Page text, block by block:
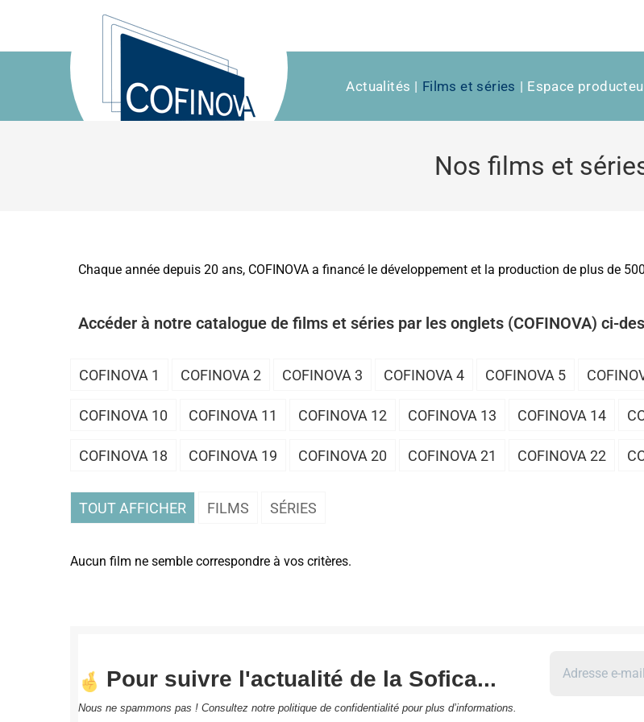
Actualités Films et séries Espace
Nos films et
Chaque année depuis 20 ans, COFINOVA a financé le développement et la production de plus de
Accéder à notre catalogue de films et séries par les onglets (COFINOVA) ci-
COFINOVA 1 COFINOVA 2 COFINOVA 3 COFINOVA 4 COFINOVA 5
COFINOVA 10 COFINOVA 11 COFINOVA 12 COFINOVA 13 COFINOVA 14
COFINOVA 18 COFINOVA 19 COFINOVA 20 COFINOVA 21 COFINOVA 22
TOUT AFFICHER FILMS SÉRIES
Aucun film ne semble correspondre à vos critères.
Pour suivre l'actualité de la Sofica...
Nous ne spammons pas ! Consultez notre politique de confidentialité pour plus d’informations.